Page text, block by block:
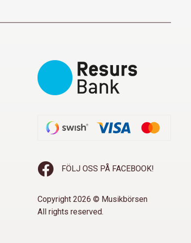
FÖLJ OSS PÅ FACEBOOK!
Copyright 2026 © Musikbörsen
All rights reserved.